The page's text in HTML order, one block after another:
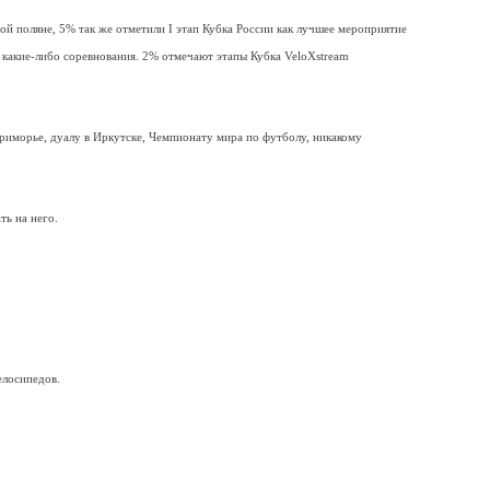
поляне, 5% так же отметили I этап Кубка России как лучшее мероприятие
либо соревнования. 2% отмечают этапы Кубка VeloXstream
дуалу в Иркутске, Чемпионату мира по футболу, никакому
на него.